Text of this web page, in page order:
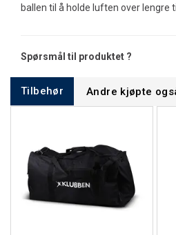
ballen til å holde luften over lengre
Spørsmål til produktet ?
Tilbehør Andre kjøpte